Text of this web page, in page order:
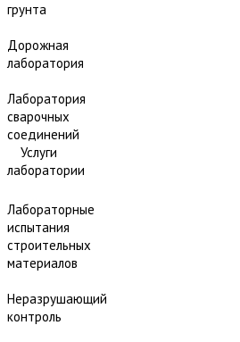
грунта
Дорожная
лаборатория
Лаборатория
сварочных
соединений
Услуги
лаборатории
Лабораторные
испытания
строительных
материалов
Неразрушающий
контроль